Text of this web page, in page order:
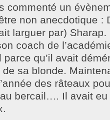
commenté un
non anecdotique :
larguer par)
coach de
qu’il avait
sa blonde.
des râteaux
bercail…. Il avait eu